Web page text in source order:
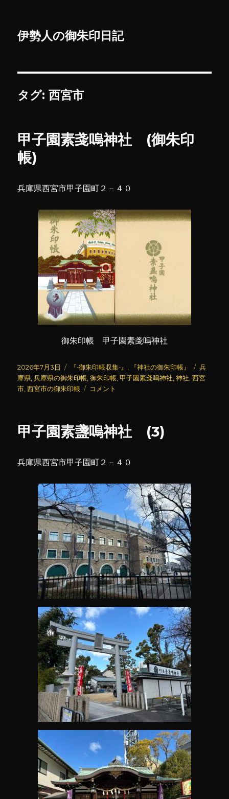
伊勢人の御朱印日記
タグ:西宮市
甲子園素戔嗚神社 (御朱印
帳)
兵庫県西宮市甲子園町２－４０
御朱印帳 甲子園素戔嗚神社
投
稿
日:
2026年7月3日
カ
テ
ゴ
『‐御朱印帳収集‐』 『神社の御朱印帳』
タ
グ
兵
庫県 ,兵庫県の御朱印帳 ,御朱印帳 ,甲子園素戔嗚神社 ,神社 ,西宮
市 ,西宮市の御朱印帳
甲
戔
社
朱
印
帳)
に
コメント
甲子園素盞嗚神社 (3)
兵庫県西宮市甲子園町２－４０